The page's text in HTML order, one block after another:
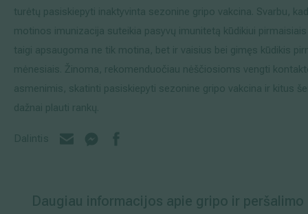
turėtų pasiskiepyti inaktyvinta sezonine gripo vakcina. Svarbu, kad
motinos imunizacija suteikia pasyvų imunitetą kūdikiui
taigi apsaugoma ne tik motina, bet ir vaisius bei gimęs kūdikis
mėnesiais. Žinoma, rekomenduočiau nėščiosioms vengti
asmenimis, skatinti pasiskiepyti sezonine gripo vakcina ir kitus
dažnai plauti rankų.
Dalintis
Daugiau informacijos apie gripo ir